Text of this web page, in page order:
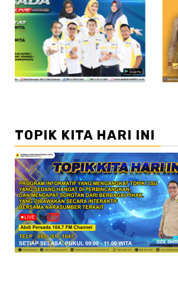
//2
TOPIK KITA HARI INI